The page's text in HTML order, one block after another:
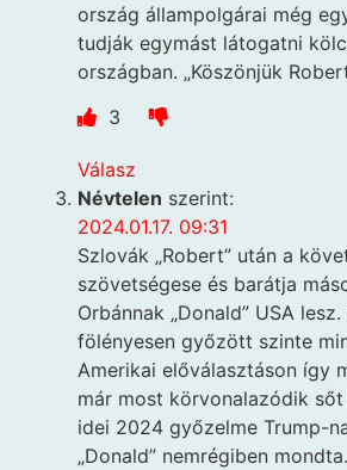
ország állampolgárai még
tudják egymást látogatni
országban. „Köszönjük
3
Válasz
Névtelen szerint:
2024.01.17. 09:31
Szlovák „Robert” után a
szövetségese és barátja
Orbánnak „Donald” USA lesz.
fölényesen győzött szinte
Amerikai előválasztáson így
már most körvonalazódik
idei 2024 győzelme Trump-
„Donald” nemrégiben